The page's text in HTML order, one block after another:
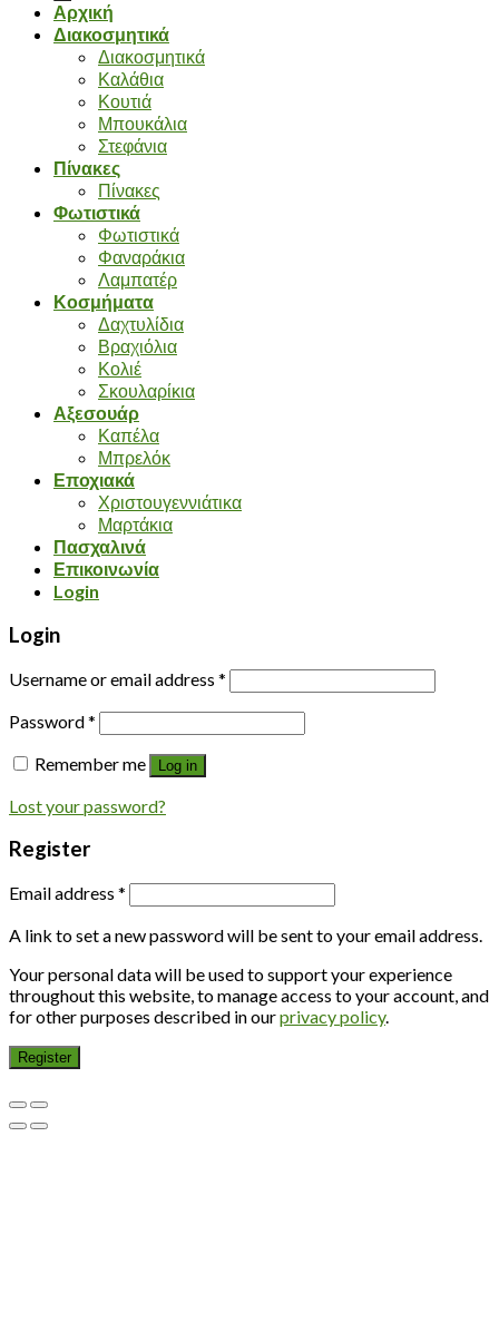
Αρχική
Διακοσμητικά
Διακοσμητικά
Καλάθια
Κουτιά
Μπουκάλια
Στεφάνια
Πίνακες
Πίνακες
Φωτιστικά
Φωτιστικά
Φαναράκια
Λαμπατέρ
Κοσμήματα
Δαχτυλίδια
Βραχιόλια
Κολιέ
Σκουλαρίκια
Αξεσουάρ
Καπέλα
Μπρελόκ
Εποχιακά
Χριστουγεννιάτικα
Μαρτάκια
Πασχαλινά
Επικοινωνία
Login
Login
Username or email address *
Password*
Remember me
Log in
Lost your password?
Register
Email address *
A link to set a new password will be sent to your email address.
Your personal data will be used to support your experience
throughout this website, to manage access to your account, and
for other purposes described in ourprivacy policy.
Register